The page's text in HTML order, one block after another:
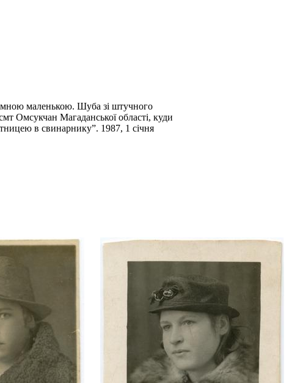
мною маленькою. Шуба зі штучного
Омсукчан Магаданської області, куди
в свинарнику”. 1987, 1 січня